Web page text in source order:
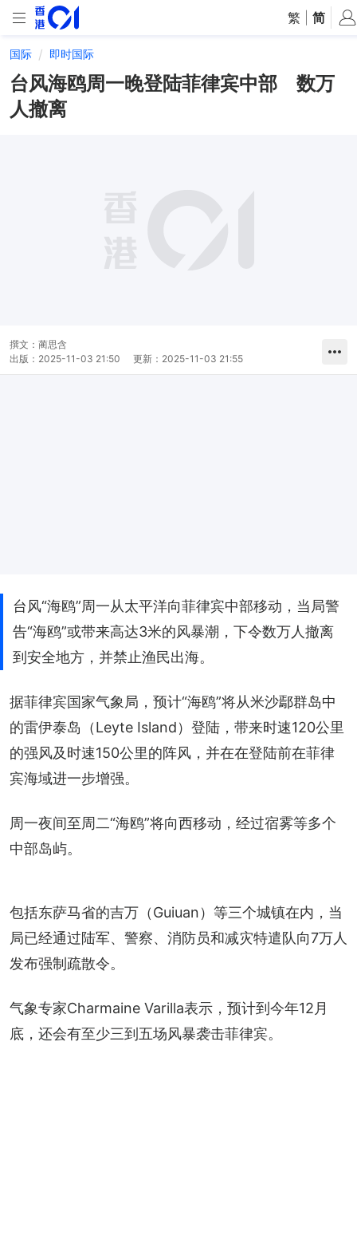
繁 简
国际 即时国际
台风海鸥周一晚登陆菲律宾中部 数万
人撤离
撰文： 蔺思含
出版： 2025-11-03 21:50 更新： 2025-11-03 21:55
台风“海鸥”周一从太平洋向菲律宾中部移动，当局警
告“海鸥”或带来高达3米的风暴潮，下令数万人撤离
到安全地方，并禁止渔民出海。
据菲律宾国家气象局，预计“海鸥”将从米沙鄢群岛中
的雷伊泰岛（Leyte Island）登陆，带来时速120公里
的强风及时速150公里的阵风，并在在登陆前在菲律
宾海域进一步增强。
周一夜间至周二“海鸥”将向西移动，经过宿雾等多个
中部岛屿。
包括东萨马省的吉万（Guiuan）等三个城镇在内，当
局已经通过陆军、警察、消防员和减灾特遣队向7万人
发布强制疏散令。
气象专家Charmaine Varilla表示，预计到今年12月
底，还会有至少三到五场风暴袭击菲律宾。